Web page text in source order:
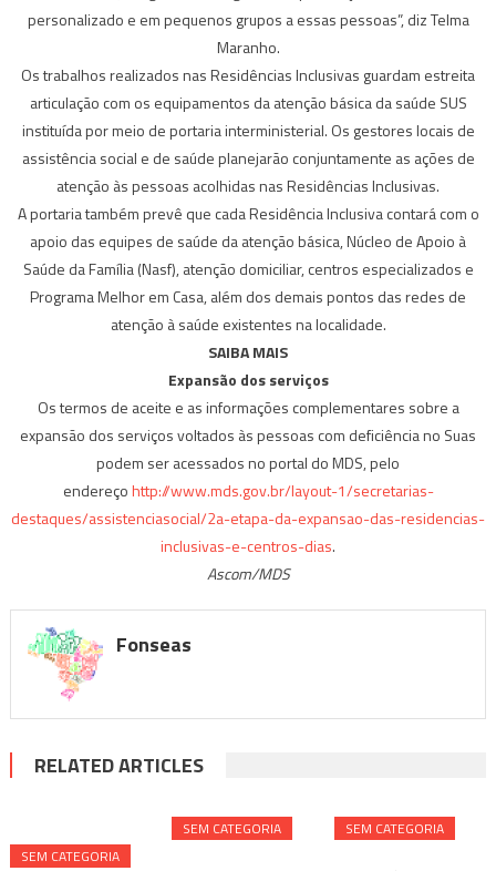
personalizado e em pequenos grupos a essas pessoas”, diz Telma
Maranho.
Os trabalhos realizados nas Residências Inclusivas guardam estreita
articulação com os equipamentos da atenção básica da saúde SUS
instituída por meio de portaria interministerial. Os gestores locais de
assistência social e de saúde planejarão conjuntamente as ações de
atenção às pessoas acolhidas nas Residências Inclusivas.
A portaria também prevê que cada Residência Inclusiva contará com o
apoio das equipes de saúde da atenção básica, Núcleo de Apoio à
Saúde da Família (Nasf), atenção domiciliar, centros especializados e
Programa Melhor em Casa, além dos demais pontos das redes de
atenção à saúde existentes na localidade.
SAIBA MAIS
Expansão dos serviços
Os termos de aceite e as informações complementares sobre a
expansão dos serviços voltados às pessoas com deficiência no Suas
podem ser acessados no portal do MDS, pelo
endereçohttp://www.mds.gov.br/layout-1/secretarias-
destaques/assistenciasocial/2a-etapa-da-expansao-das-residencias-
inclusivas-e-centros-dias.
Ascom/MDS
Fonseas
RELATED ARTICLES
SEM CATEGORIA
SEM CATEGORIA SEM CATEGORIA